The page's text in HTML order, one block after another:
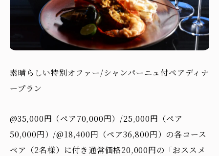
素晴らしい特別オファー/シャンパーニュ付ペアディナ
ープラン
@35,000円（ペア70,000円）/25,000円（ペア
50,000円）/@18,400円（ペア36,800円）の各コース
ペア（2名様）に付き通常価格20,000円の「おススメ